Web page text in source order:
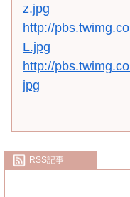
z.jpg
http://
L.jpg
http://
jpg
RSS記事